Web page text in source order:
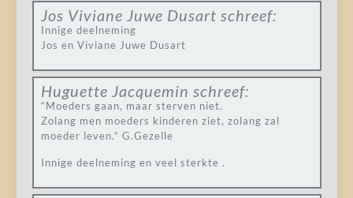
Jos Viviane Juwe Dusart schreef:
Innige deelneming
Jos en Viviane Juwe Dusart
Huguette Jacquemin schreef:
“Moeders gaan, maar sterven niet.
Zolang men moeders kinderen ziet, zolang zal
moeder leven.” G.Gezelle
Innige deelneming en veel sterkte .